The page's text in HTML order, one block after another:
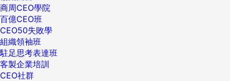
商周CEO學院
百億CEO班
CEO50失敗學
組織領袖班
駐足思考表達班
客製企業培訓
CEO社群